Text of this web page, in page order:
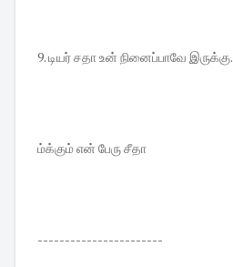
9. டியர் சதா உன் நினைப்பாவே இருக்கு.
ம்க்கும் என் பேரு சீதா
-----------------------